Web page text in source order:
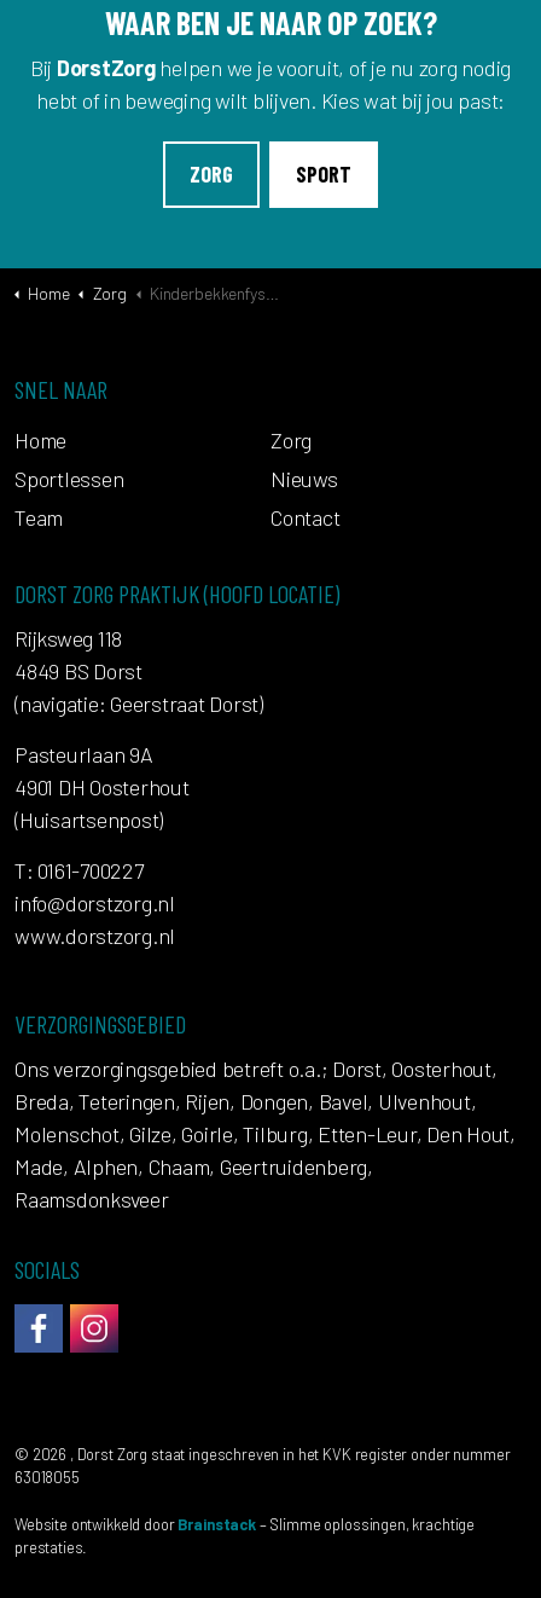
WAAR BEN JE NAAR OP ZOEK?
Bij DorstZorghelpen we je vooruit, of je nu zorg nodig
hebt of in beweging wilt blijven. Kies wat bij jou past:
ZORG SPORT
Home Zorg Kinderbekkenfysiotherapie
SNEL NAAR
Home
Zorg
Sportlessen
Nieuws
Team
Contact
DORST ZORG PRAKTIJK (HOOFD LOCATIE)
Rijksweg 118
4849 BS Dorst
(navigatie: Geerstraat Dorst)
Pasteurlaan 9A
4901 DH Oosterhout
(Huisartsenpost)
T: 0161-700227
info@dorstzorg.nl
www.dorstzorg.nl
VERZORGINGSGEBIED
Ons verzorgingsgebied betreft o.a.; Dorst, Oosterhout,
Breda, Teteringen, Rijen, Dongen, Bavel, Ulvenhout,
Molenschot, Gilze, Goirle, Tilburg, Etten-Leur, Den Hout,
Made, Alphen, Chaam, Geertruidenberg,
Raamsdonksveer
SOCIALS
© 2026 , Dorst Zorg staat ingeschreven in het KVK register onder nummer
63018055
Website ontwikkeld doorBrainstack– Slimme oplossingen, krachtige
prestaties.